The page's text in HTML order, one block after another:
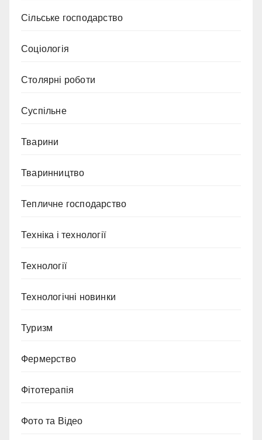
Сільське господарство
Соціологія
Столярні роботи
Суспільне
Тварини
Тваринництво
Тепличне господарство
Техніка і технології
Технології
Технологічні новинки
Туризм
Фермерство
Фітотерапія
Фото та Відео